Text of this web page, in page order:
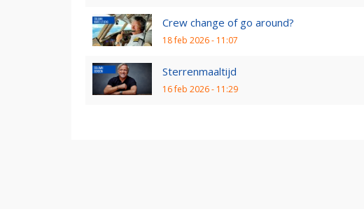
Crew change of go around?
18 feb 2026 - 11:07
Sterrenmaaltijd
16 feb 2026 - 11:29